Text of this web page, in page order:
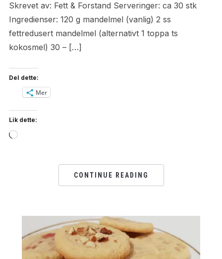
Skrevet av: Fett & Forstand Serveringer: ca 30 stk
Ingredienser: 120 g mandelmel (vanlig) 2 ss
fettredusert mandelmel (alternativt 1 toppa ts
kokosmel) 30 – […]
Del dette:
Mer
Lik dette:
Loading…
CONTINUE READING